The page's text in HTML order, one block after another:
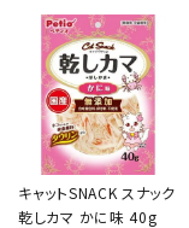
キャットSNACK スナック
乾しカマ かに味 40g